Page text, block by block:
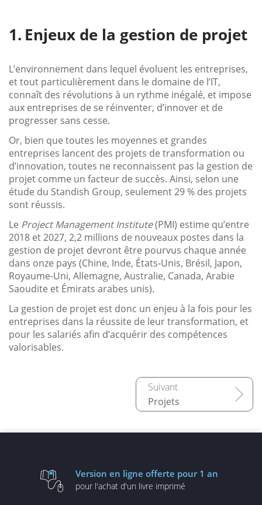
Enjeux de la gestion de projet
L’environnement dans lequel évoluent les entreprises,
et tout particulièrement dans le domaine de l’IT,
connaît des révolutions à un rythme inégalé, et impose
aux entreprises de se réinventer, d’innover et de
progresser sans cesse.
Or, bien que toutes les moyennes et grandes
entreprises lancent des projets de transformation ou
d’innovation, toutes ne reconnaissent pas la gestion de
projet comme un facteur de succès. Ainsi, selon une
étude du Standish Group, seulement 29 % des projets
sont réussis.
Le Project Management Institute(PMI) estime qu’entre
2018 et 2027, 2,2 millions de nouveaux postes dans la
gestion de projet devront être pourvus chaque année
dans onze pays (Chine, Inde, États-Unis, Brésil, Japon,
Royaume-Uni, Allemagne, Australie, Canada, Arabie
Saoudite et Émirats arabes unis).
La gestion de projet est donc un enjeu à la fois pour les
entreprises dans la réussite de leur transformation, et
pour les salariés afin d’acquérir des compétences
valorisables.
Projets
Version en ligne offerte pour 1 an
pour l'achat d'un livre imprimé